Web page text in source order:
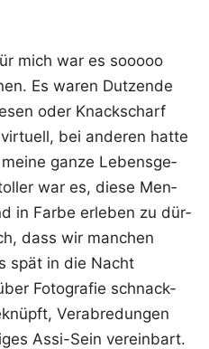
mich war es sooooo
Es waren Dut­zen­de
oder Knack­scharf
bei ande­ren hat­te
gan­ze Lebens­ge­
war es, die­se Men­
in Far­be erle­ben zu dür­
dass wir man­chen
spät in die Nacht
Foto­gra­fie schnack­
Ver­ab­re­dun­gen
Assi-Sein vereinbart.